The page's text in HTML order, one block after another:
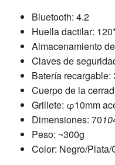
Bluetooth: 4.2
Huella dactilar:
Almacenamiento
Claves de
Batería recargable:
Cuerpo de la
Grillete: φ10mm
Dimensiones: 70
Peso: ~300g
Color: Negro/Plata/